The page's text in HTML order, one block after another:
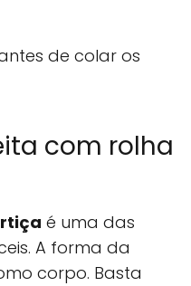
de colar os
com rolha
é uma das
A forma da
corpo. Basta